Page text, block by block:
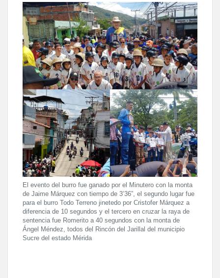
El evento del burro fue ganado por el Minutero con la monta
de Jaime Márquez con tiempo de 3’36”, el segundo lugar fue
para el burro Todo Terreno jinetedo por Cristofer Márquez a
diferencia de 10 segundos y el tercero en cruzar la raya de
sentencia fue Romerito a 40 segundos con la monta de
Ángel Méndez, todos del Rincón del Jarillal del municipio
Sucre del estado Mérida